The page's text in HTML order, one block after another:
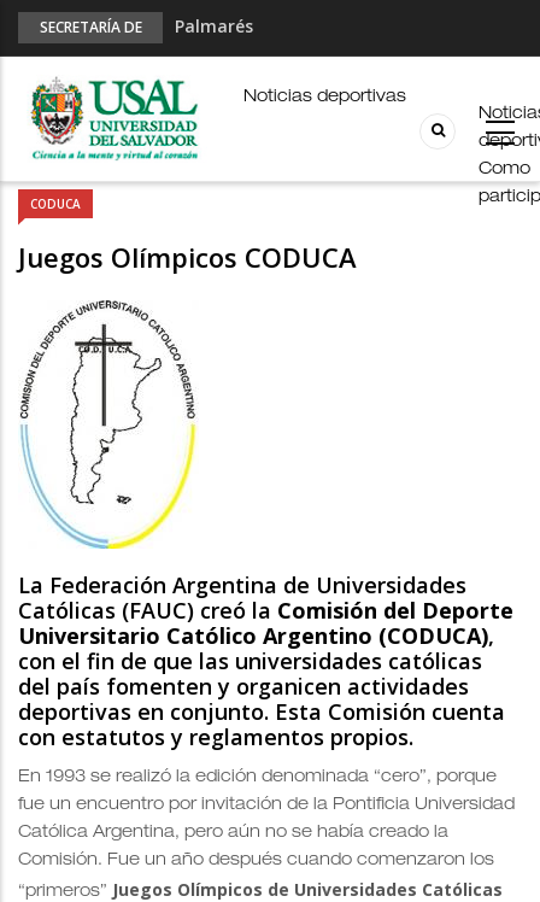
SECRETARÍA DE
Palmarés
Esports en pandemia
USAL en los E-JUAR
JUAR
Fútbol Online
Como
Noticias deportivas
CODUCA
Juegos Olímpicos CODUCA
La Federación Argentina de Universidades
Católicas (FAUC) creó la Comisión del Deporte
Universitario Católico Argentino (CODUCA),
con el fin de que las universidades católicas
del país fomenten y organicen actividades
deportivas en conjunto. Esta Comisión cuenta
con estatutos y reglamentos propios.
En 1993 se realizó la edición denominada “cero”, porque
fue un encuentro por invitación de la Pontificia Universidad
Católica Argentina, pero aún no se había creado la
Comisión. Fue un año después cuando comenzaron los
“primeros” Juegos Olímpicos de Universidades Católicas